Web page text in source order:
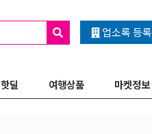
업소록 등록
핫딜 여행상품 마켓정보